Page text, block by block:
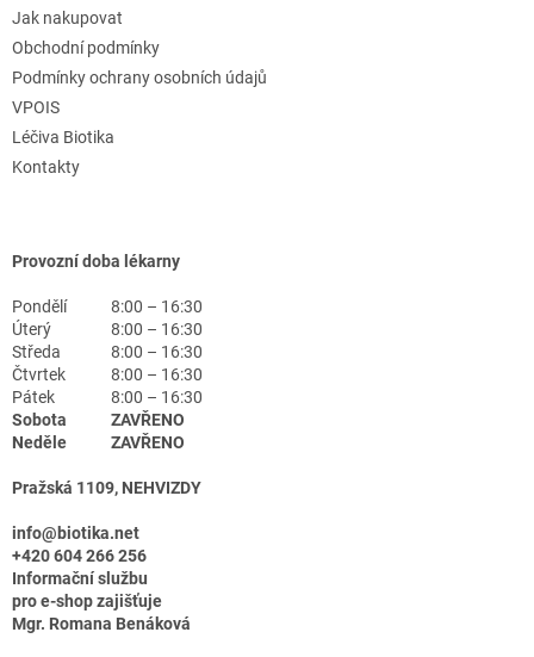
Jak nakupovat
Obchodní podmínky
Podmínky ochrany osobních údajů
VPOIS
Léčiva Biotika
Kontakty
Provozní doba lékarny
Pondělí
8:00 – 16:30
Úterý
8:00 – 16:30
Středa
8:00 – 16:30
Čtvrtek
8:00 – 16:30
Pátek
8:00 – 16:30
Sobota
ZAVŘENO
Neděle
ZAVŘENO
Pražská 1109, NEHVIZDY
info@biotika.net
+420 604 266 256
Informační službu
pro e-shop zajišťuje
Mgr. Romana Benáková